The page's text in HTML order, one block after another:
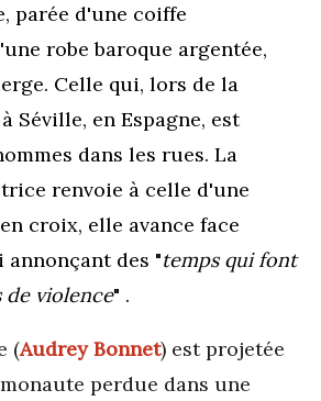
parée d'une coiffe
robe baroque argentée,
Celle qui, lors de la
Séville, en Espagne, est
dans les rues. La
renvoie à celle d'une
croix, elle avance face
des "temps qui font
de violence" .
(Audrey Bonnet) est projetée
perdue dans une